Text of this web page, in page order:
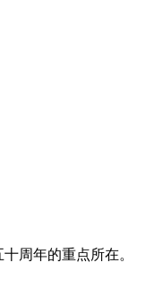
周年的重点所在。